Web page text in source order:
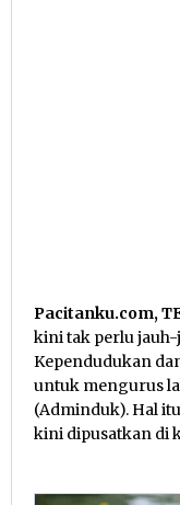
Pacitanku.com,
kini tak perlu
Kependudukan
untuk mengurus
(Adminduk). Hal
kini dipusatkan di